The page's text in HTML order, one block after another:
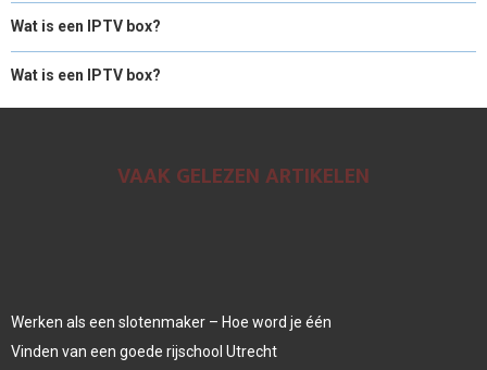
Wat is een IPTV box?
Wat is een IPTV box?
VAAK GELEZEN ARTIKELEN
Werken als een slotenmaker – Hoe word je één
Vinden van een goede rijschool Utrecht